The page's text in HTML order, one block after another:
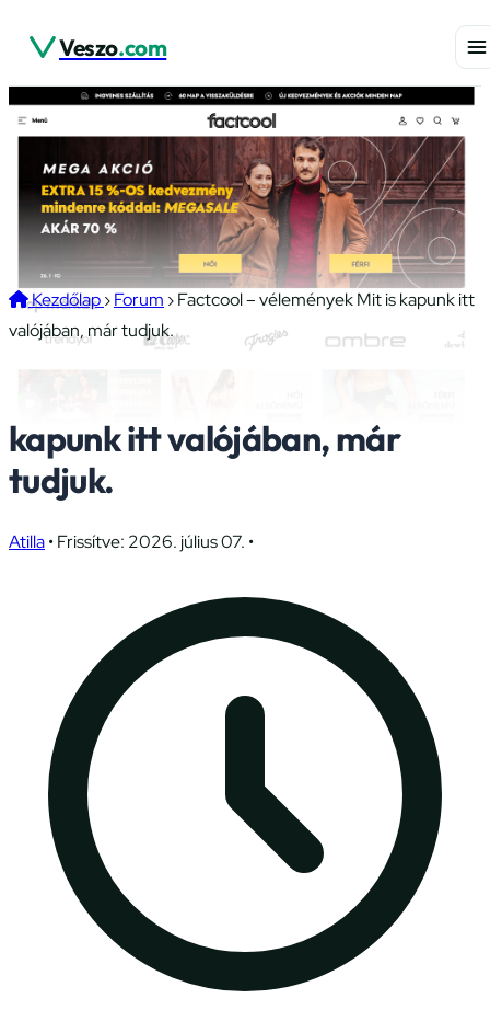
Veszo.com
Kezdőlap›Forum ›Factcool – vélemények Mit is kapunk itt
valójában, már tudjuk.
kapunk itt valójában, már
tudjuk.
Atilla•Frissítve: 2026. július 07. •